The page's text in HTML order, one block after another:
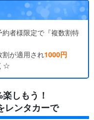
者様限定で『複数割特
割が適用され1000円
☆
しもう！
レンタカーで